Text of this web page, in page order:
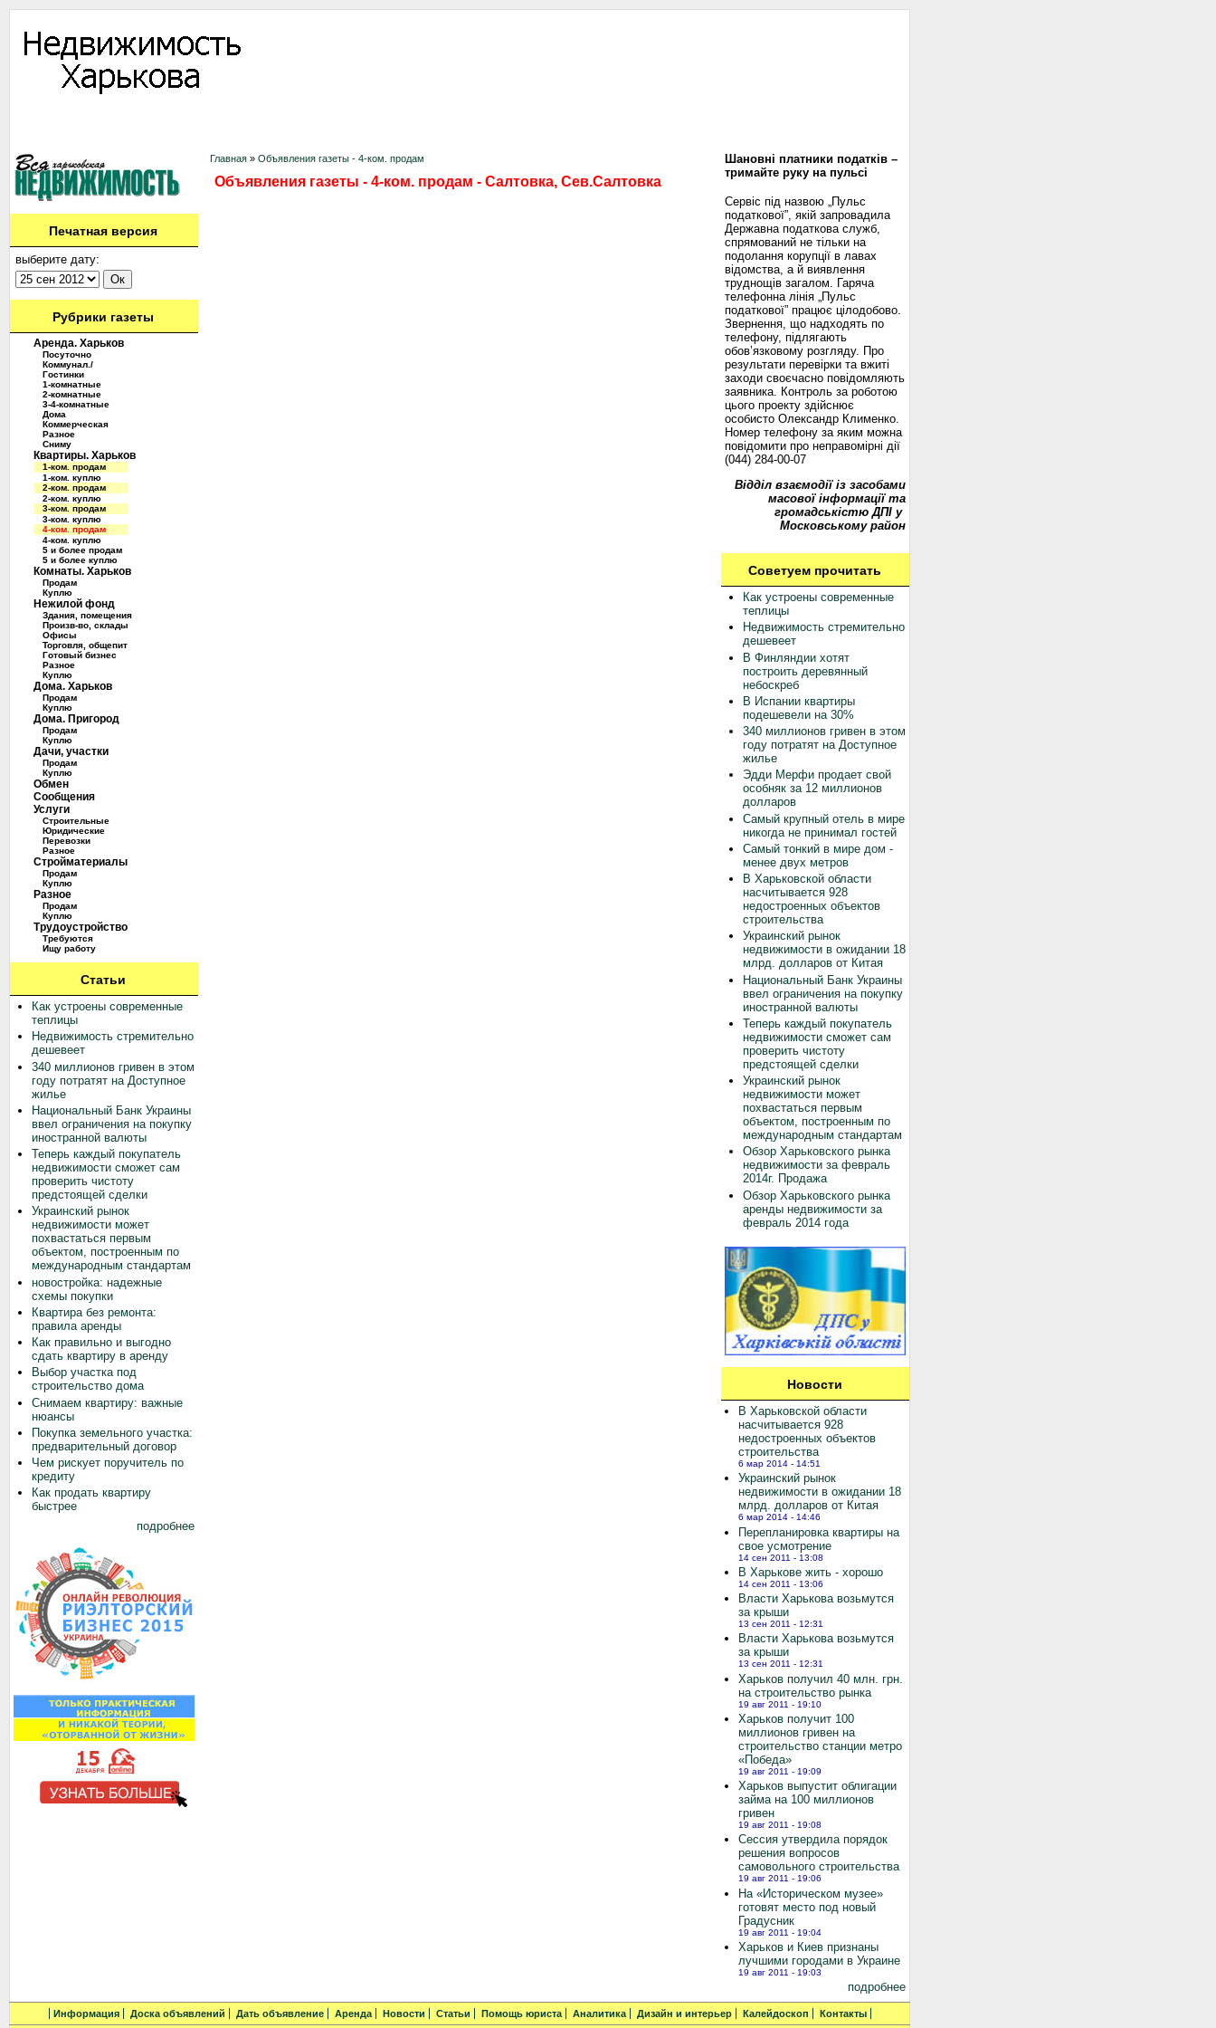
Печатная версия
выберите дату:
Рубрики газеты
Аренда. Харьков
Посуточно
Коммунал./
Гостинки
1-комнатные
2-комнатные
3-4-комнатные
Дома
Коммерческая
Разное
Сниму
Квартиры. Харьков
1-ком. продам
1-ком. куплю
2-ком. продам
2-ком. куплю
3-ком. продам
3-ком. куплю
4-ком. продам
4-ком. куплю
5 и более продам
5 и более куплю
Комнаты. Харьков
Продам
Куплю
Нежилой фонд
Здания, помещения
Произв-во, склады
Офисы
Торговля, общепит
Готовый бизнес
Разное
Куплю
Дома. Харьков
Продам
Куплю
Дома. Пригород
Продам
Куплю
Дачи, участки
Продам
Куплю
Обмен
Сообщения
Услуги
Строительные
Юридические
Перевозки
Разное
Стройматериалы
Продам
Куплю
Разное
Продам
Куплю
Трудоустройство
Требуются
Ищу работу
Статьи
Как устроены современные
теплицы
Недвижимость стремительно
дешевеет
340 миллионов гривен в этом
году потратят на Доступное
жилье
Национальный Банк Украины
ввел ограничения на покупку
иностранной валюты
Теперь каждый покупатель
недвижимости сможет сам
проверить чистоту
предстоящей сделки
Украинский рынок
недвижимости может
похвастаться первым
объектом, построенным по
международным стандартам
новостройка: надежные
схемы покупки
Квартира без ремонта:
правила аренды
Как правильно и выгодно
сдать квартиру в аренду
Выбор участка под
строительство дома
Снимаем квартиру: важные
нюансы
Покупка земельного участка:
предварительный договор
Чем рискует поручитель по
кредиту
Как продать квартиру
быстрее
подробнее
Главная » Объявления газеты - 4-ком. продам
Объявления газеты - 4-ком. продам - Салтовка, Сев.Салтовка
Шановні платники податків –
тримайте руку на пульсі
Сервіс під назвою „Пульс
податкової”, якій запровадила
Державна податкова служб,
спрямований не тільки на
подолання корупції в лавах
відомства, а й виявлення
труднощів загалом. Гаряча
телефонна лінія „Пульс
податкової” працює цілодобово.
Звернення, що надходять по
телефону, підлягають
обов’язковому розгляду. Про
результати перевірки та вжиті
заходи своєчасно повідомляють
заявника. Контроль за роботою
цього проекту здійснює
особисто Олександр Клименко.
Номер телефону за яким можна
повідомити про неправомірні дії
(044) 284-00-07
Відділ взаємодії із засобами
масової інформації та
громадськістю ДПІ у
Московському район
Советуем прочитать
Как устроены современные
теплицы
Недвижимость стремительно
дешевеет
В Финляндии хотят
построить деревянный
небоскреб
В Испании квартиры
подешевели на 30%
340 миллионов гривен в этом
году потратят на Доступное
жилье
Эдди Мерфи продает свой
особняк за 12 миллионов
долларов
Самый крупный отель в мире
никогда не принимал гостей
Самый тонкий в мире дом -
менее двух метров
В Харьковской области
насчитывается 928
недостроенных объектов
строительства
Украинский рынок
недвижимости в ожидании 18
млрд. долларов от Китая
Национальный Банк Украины
ввел ограничения на покупку
иностранной валюты
Теперь каждый покупатель
недвижимости сможет сам
проверить чистоту
предстоящей сделки
Украинский рынок
недвижимости может
похвастаться первым
объектом, построенным по
международным стандартам
Обзор Харьковского рынка
недвижимости за февраль
2014г. Продажа
Обзор Харьковского рынка
аренды недвижимости за
февраль 2014 года
Новости
В Харьковской области
насчитывается 928
недостроенных объектов
строительства
6 мар 2014 - 14:51
Украинский рынок
недвижимости в ожидании 18
млрд. долларов от Китая
6 мар 2014 - 14:46
Перепланировка квартиры на
свое усмотрение
14 сен 2011 - 13:08
В Харькове жить - хорошо
14 сен 2011 - 13:06
Власти Харькова возьмутся
за крыши
13 сен 2011 - 12:31
Власти Харькова возьмутся
за крыши
13 сен 2011 - 12:31
Харьков получил 40 млн. грн.
на строительство рынка
19 авг 2011 - 19:10
Харьков получит 100
миллионов гривен на
строительство станции метро
«Победа»
19 авг 2011 - 19:09
Харьков выпустит облигации
займа на 100 миллионов
гривен
19 авг 2011 - 19:08
Сессия утвердила порядок
решения вопросов
самовольного строительства
19 авг 2011 - 19:06
На «Историческом музее»
готовят место под новый
Градусник
19 авг 2011 - 19:04
Харьков и Киев признаны
лучшими городами в Украине
19 авг 2011 - 19:03
подробнее
Информация Доска объявлений Дать объявление Аренда Новости Статьи Помощь юриста Аналитика Дизайн и интерьер Калейдоскоп Контакты